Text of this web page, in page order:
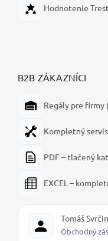
Hodnotenie
B2B ZÁKAZNÍCI
Regály pre firmy
Kompletný
PDF – tlačený
EXCEL –
Tomáš
Obchodný